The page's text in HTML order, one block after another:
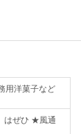
用洋菓子など
はぜひ ★風通